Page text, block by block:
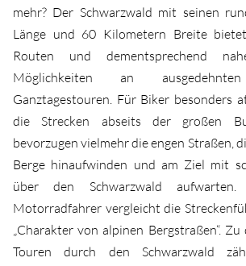
mehr? Der Schwarzwald mit seinen
Länge und 60 Kilometern Breite
Routen und dementsprechend
Möglichkeiten an
Ganztagestouren. Für Biker besonders
die Strecken abseits der großen
bevorzugen vielmehr die engen Straßen,
Berge hinaufwinden und am Ziel mit
über den Schwarzwald
Motorradfahrer vergleicht die
„Charakter von alpinen Bergstraßen“.
Touren durch den Schwarzwald